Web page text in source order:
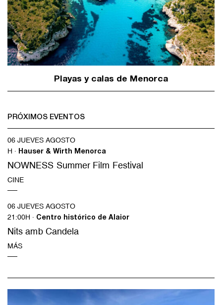
Playas y calas de Menorca
PRÓXIMOS EVENTOS
06 JUEVES AGOSTO
H · Hauser & Wirth Menorca
NOWNESS Summer Film Festival
CINE
06 JUEVES AGOSTO
21:00H · Centro histórico de Alaior
Nits amb Candela
MÁS